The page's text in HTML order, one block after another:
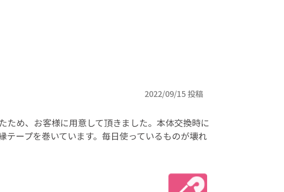
2022/09/15 投稿
め、お客様に用意して頂きました。本体交換時に
ープを巻いています。毎日使っているものが壊れ